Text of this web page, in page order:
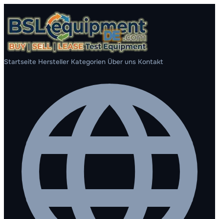
Startseite Hersteller Kategorien Über uns Kontakt